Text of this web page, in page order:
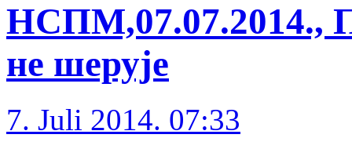
НСПМ,07.07.2014.,
не шерује
7. Juli 2014. 07:33